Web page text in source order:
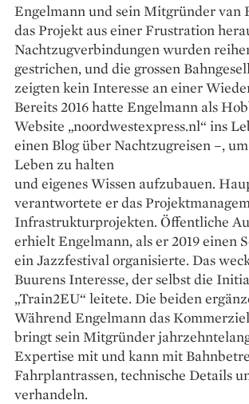
Engelmann und sein Mitgründer van
das Projekt aus einer Frustration
Nachtzugverbindungen wurden
gestrichen, und die grossen
zeigten kein Interesse an einer
Bereits 2016 hatte Engelmann als
Website „noordwestexpress.nl“ ins
einen Blog über Nachtzugreisen –,
Leben zu halten
und eigenes Wissen aufzubauen.
verantwortete er das
Infrastrukturprojekten. Öffentliche
erhielt Engelmann, als er 2019 einen
ein Jazzfestival organisierte. Das
Buurens Interesse, der selbst die
„Train2EU“ leitete. Die beiden
Während Engelmann das
bringt sein Mitgründer
Expertise mit und kann mit
Fahrplantrassen, technische Details
verhandeln.